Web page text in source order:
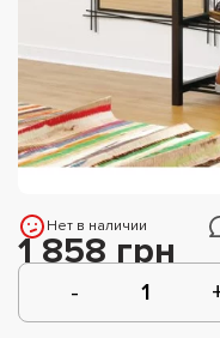
Нет в наличии
1 858 грн